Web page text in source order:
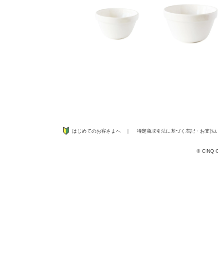
はじめてのお客さまへ ｜ 特定商取引法に基づく表記 ・ お支払
© CINQ